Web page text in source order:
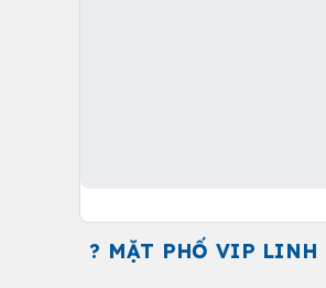
? MẶT PHỐ VIP LINH